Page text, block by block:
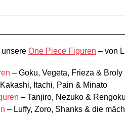
One Piece Figuren – von
– Goku, Vegeta, Frieza & Broly
Itachi, Pain & Minato
– Tanjiro, Nezuko & Rengoku
– Luffy, Zoro, Shanks & die